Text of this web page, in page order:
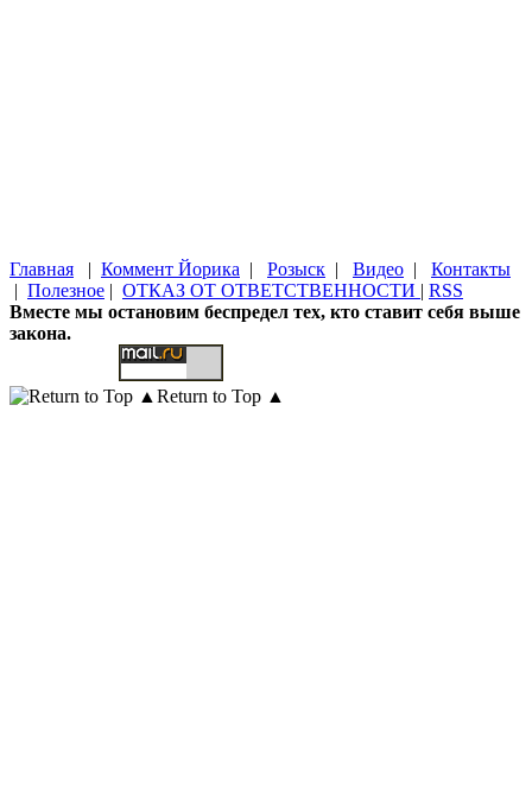
Главная | Коммент Йорика | Розыск | Видео | Контакты
| Полезное | ОТКАЗ ОТ ОТВЕТСТВЕННОСТИ | RSS
Вместе мы остановим беспредел тех, кто ставит себя выше
закона.
Return to Top ▲